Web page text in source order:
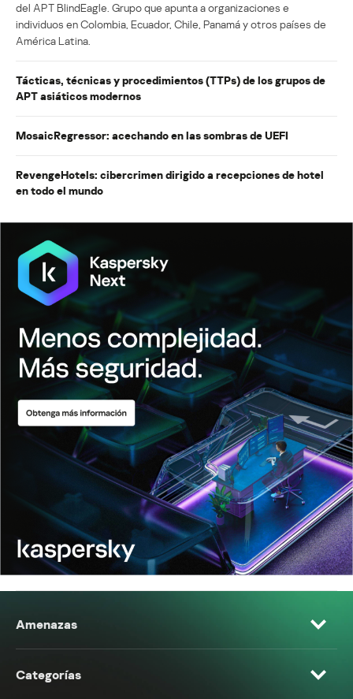
del APT BlindEagle. Grupo que apunta a organizaciones e
individuos en Colombia, Ecuador, Chile, Panamá y otros países de
América Latina.
Tácticas, técnicas y procedimientos (TTPs) de los grupos de
APT asiáticos modernos
MosaicRegressor: acechando en las sombras de UEFI
RevengeHotels: cibercrimen dirigido a recepciones de hotel
en todo el mundo
Amenazas
Categorías